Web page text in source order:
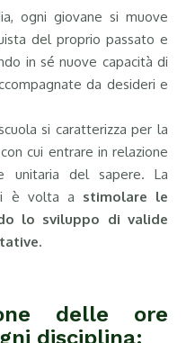
ogni giovane si muove
del proprio passato e
in sé nuove capacità di
da desideri e
si caratterizza per la
cui entrare in relazione
unitaria del sapere. La
è volta a stimolare le
lo sviluppo di valide
delle ore
disciplina: